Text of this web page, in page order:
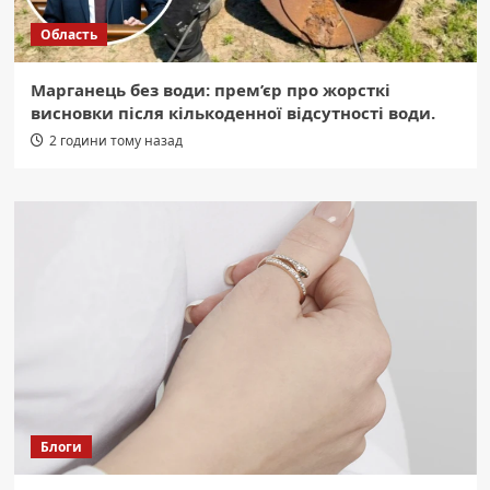
Область
Марганець без води: прем’єр про жорсткі
висновки після кількоденної відсутності води.
2 години тому назад
Блоги